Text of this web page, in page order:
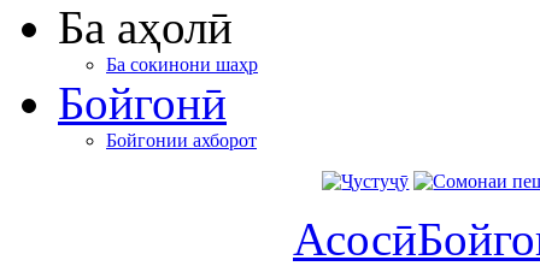
Ба аҳолӣ
Ба сокинони шаҳр
Бойгонӣ
Бойгонии ахборот
Асосӣ